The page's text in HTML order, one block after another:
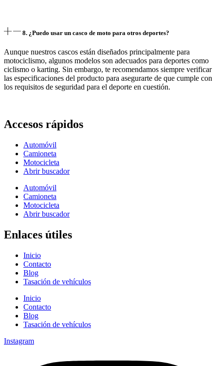
8. ¿Puedo usar un casco de moto para otros deportes?
Aunque nuestros cascos están diseñados principalmente para
motociclismo, algunos modelos son adecuados para deportes como
ciclismo o karting. Sin embargo, te recomendamos siempre verificar
las especificaciones del producto para asegurarte de que cumple con
los requisitos de seguridad para el deporte en cuestión.
Accesos rápidos
Automóvil
Camioneta
Motocicleta
Abrir buscador
Automóvil
Camioneta
Motocicleta
Abrir buscador
Enlaces útiles
Inicio
Contacto
Blog
Tasación de vehículos
Inicio
Contacto
Blog
Tasación de vehículos
Instagram